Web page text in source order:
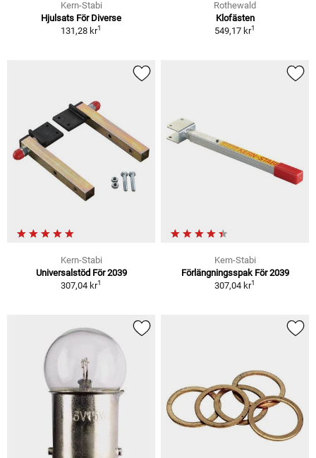
Kern-Stabi
Hjulsats För Diverse
131,28 kr1
Rothewald
Klofästen
549,17 kr1
Kern-Stabi
Universalstöd För 2039
307,04 kr1
Kern-Stabi
Förlängningsspak För 2039
307,04 kr1